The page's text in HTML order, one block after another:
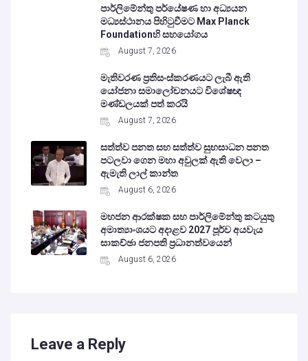
පාර්ලිමේන්තු පර්යේෂණ හා අධ්‍යයන
මධ්‍යස්ථානය පිහිටුවීමට Max Planck
Foundationහි සහයෝගය
August 7, 2026
මැතිවරණ ප්‍රතිසංස්කරණයට ලැබී ඇති
යෝජනා සමාලෝචනයට විශේෂඥ
මණ්ඩලයක් පත් කරයි
August 7, 2026
සත්ත්ව පනත සහ සත්ත්ව සුභසාධන පනත
පටලවා ගෙන මහා අවුලක් ඇති වෙලා –
ඇමැති ලාල් කාන්ත
August 6, 2026
මහජන ආරක්ෂක සහ පාර්ලිමේන්තු කටයුතු
අමාත්‍යාංශයට අදාළව 2027 පූර්ව අයවැය
සාකච්ඡා ජනපති ප්‍රධානත්වයෙන්
August 6, 2026
Leave a Reply